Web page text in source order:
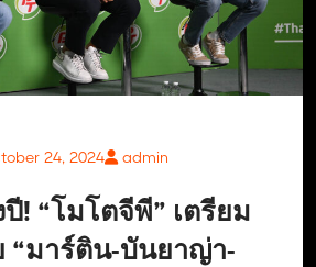
24, 2024 admin
! “โมโตจีพี” เตรียม
“มาร์ติน-บันยาญ่า-